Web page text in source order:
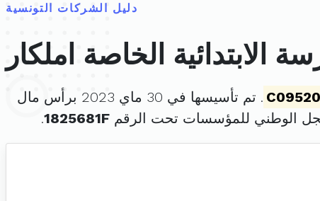
دليل الشركات التونسية
الابتدائية الخاصة املكار
. تم تأسيسها في 30 ماي 2023 برأس مال
الوطني للمؤسسات تحت الرقم 1825681F
.